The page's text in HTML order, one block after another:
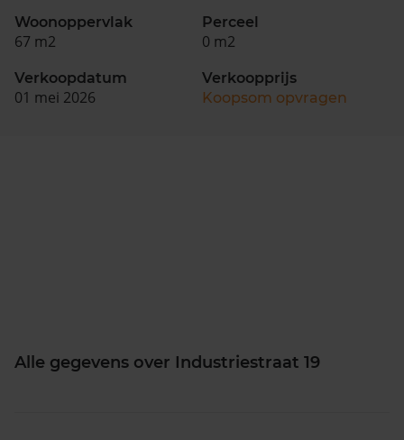
Woonoppervlak
67 m2
Perceel
0 m2
Verkoopdatum
01 mei 2026
Verkoopprijs
Koopsom opvragen
Alle gegevens over Industriestraat 19